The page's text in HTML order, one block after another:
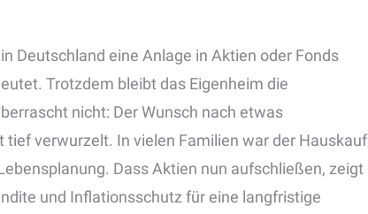
Deutschland eine Anlage in Aktien oder Fonds
Trotzdem bleibt das Eigenheim die
nicht: Der Wunsch nach etwas
tief verwurzelt. In vielen Familien war der Hauskauf
Dass Aktien nun aufschließen, zeigt
und Inflationsschutz für eine langfristige